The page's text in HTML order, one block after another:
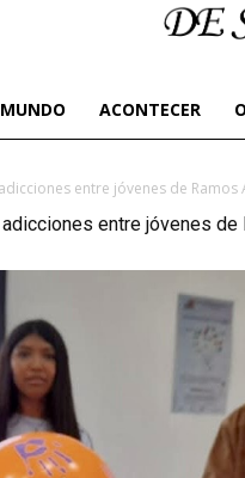
ACONTECER
entre jóvenes de Ramos
entre jóvenes de